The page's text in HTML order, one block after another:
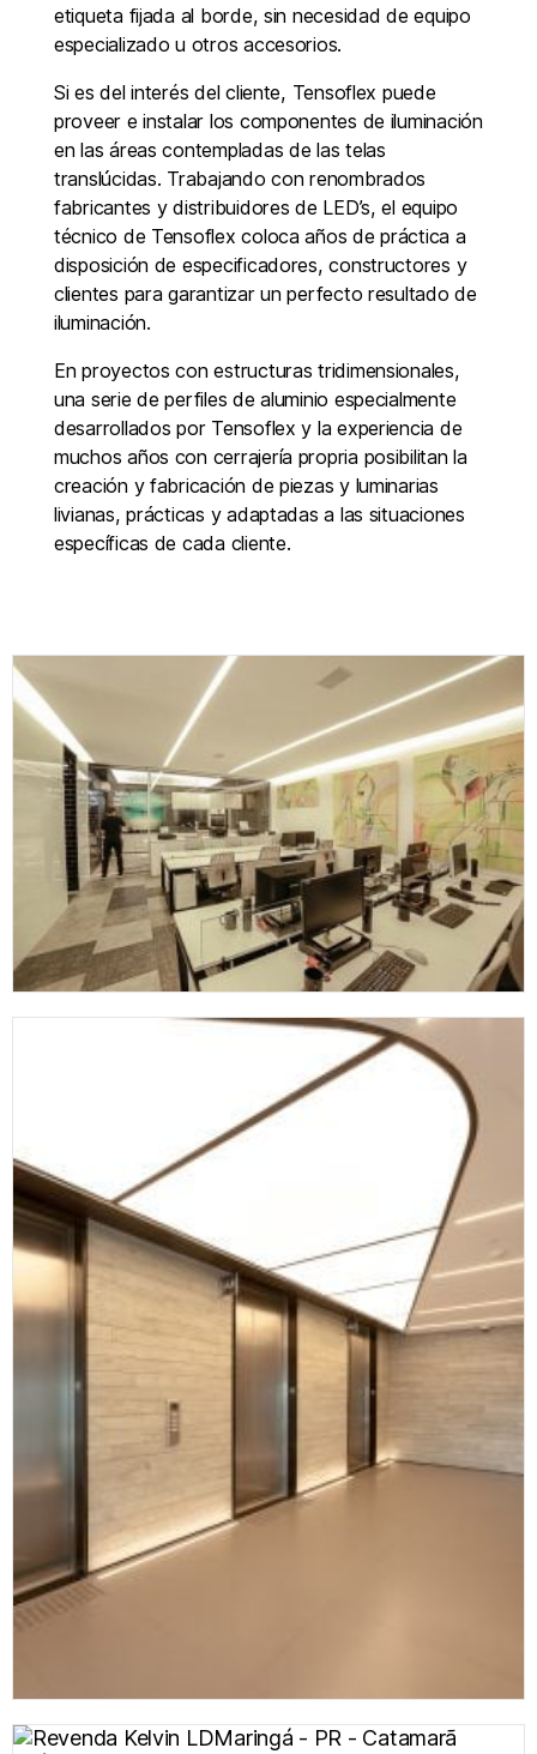
etiqueta fijada al borde, sin necesidad de equipo
especializado u otros accesorios.
Si es del interés del cliente, Tensoflex puede
proveer e instalar los componentes de iluminación
en las áreas contempladas de las telas
translúcidas. Trabajando con renombrados
fabricantes y distribuidores de LED’s, el equipo
técnico de Tensoflex coloca años de práctica a
disposición de especificadores, constructores y
clientes para garantizar un perfecto resultado de
iluminación.
En proyectos con estructuras tridimensionales,
una serie de perfiles de aluminio especialmente
desarrollados por Tensoflex y la experiencia de
muchos años con cerrajería propria posibilitan la
creación y fabricación de piezas y luminarias
livianas, prácticas y adaptadas a las situaciones
específicas de cada cliente.